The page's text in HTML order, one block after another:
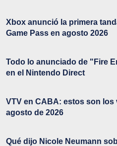
Xbox anunció la primera
Game Pass en agosto 2026
Todo lo anunciado de "Fire
en el Nintendo Direct
VTV en CABA: estos son
agosto de 2026
Qué dijo Nicole Neumann